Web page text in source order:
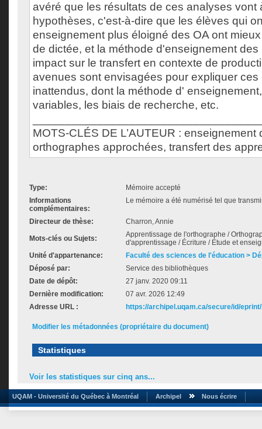
avéré que les résultats de ces analyses vont
hypothèses, c'est-à-dire que les élèves qui
enseignement plus éloigné des OA ont
de dictée, et la méthode d'enseignement
impact sur le transfert en contexte de
avenues sont envisagées pour expliquer ces
inattendus, dont la méthode d'
variables, les biais de recherche, etc.
MOTS-CLÉS DE L’AUTEUR : enseignement
orthographes approchées, transfert des
Type:
Mémoire accepté
Informations
complémentaires:
Le mémoire a été numérisé tel que
Directeur de thèse: Charron, Annie
Mots-clés ou Sujets:
Apprentissage de l'orthographe /
d'apprentissage / Écriture / Étude et
Unité d'appartenance:
Faculté des sciences de l'éducation >
Déposé par:
Service des bibliothèques
Date de dépôt:
27 janv. 2020 09:11
Dernière modification:
07 avr. 2026 12:49
Adresse URL :
https://archipel.uqam.ca/secure/id/
Modifier les métadonnées (propriétaire du document)
Statistiques
Voir les statistiques sur cinq ans...
UQAM - Université du Québec à Montréal Archipel Nous écrire